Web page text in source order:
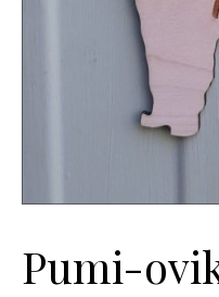
Pumi-